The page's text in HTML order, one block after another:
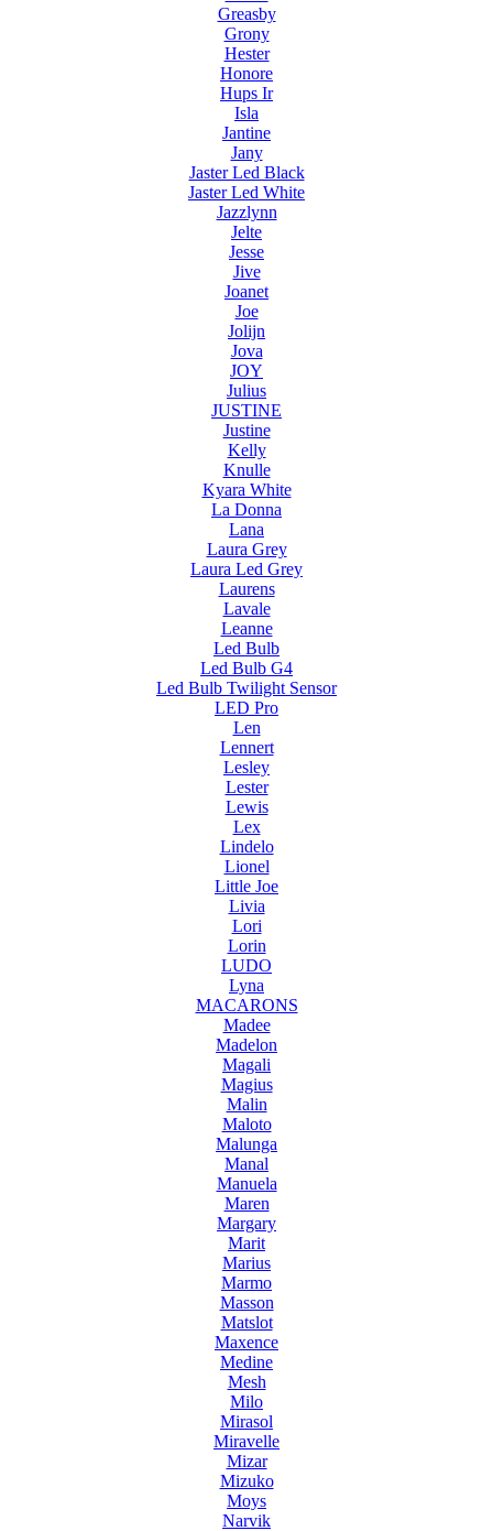
Greasby
Grony
Hester
Honore
Hups Ir
Isla
Jantine
Jany
Jaster Led Black
Jaster Led White
Jazzlynn
Jelte
Jesse
Jive
Joanet
Joe
Jolijn
Jova
JOY
Julius
JUSTINE
Justine
Kelly
Knulle
Kyara White
La Donna
Lana
Laura Grey
Laura Led Grey
Laurens
Lavale
Leanne
Led Bulb
Led Bulb G4
Led Bulb Twilight Sensor
LED Pro
Len
Lennert
Lesley
Lester
Lewis
Lex
Lindelo
Lionel
Little Joe
Livia
Lori
Lorin
LUDO
Lyna
MACARONS
Madee
Madelon
Magali
Magius
Malin
Maloto
Malunga
Manal
Manuela
Maren
Margary
Marit
Marius
Marmo
Masson
Matslot
Maxence
Medine
Mesh
Milo
Mirasol
Miravelle
Mizar
Mizuko
Moys
Narvik